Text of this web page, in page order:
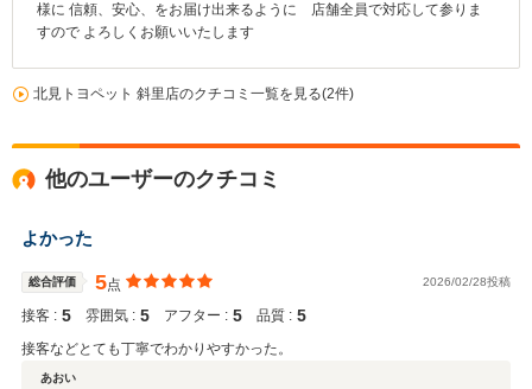
様に 信頼、安心、をお届け出来るように 店舗全員で対応して参りま
すので よろしくお願いいたします
北見トヨペット 斜里店のクチコミ一覧を見る(2件)
他のユーザーのクチコミ
よかった
総合評価 5点 2026/02/28投稿
接客 : 5 雰囲気 : 5 アフター : 5 品質 : 5
接客などとても丁寧でわかりやすかった。
あおい